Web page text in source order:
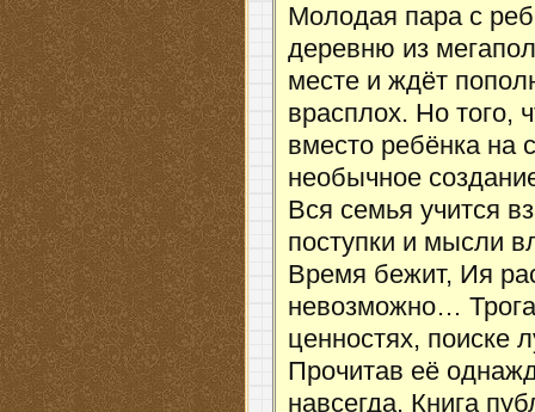
Молодая пара с
деревню из
месте и ждёт
врасплох. Но того,
вместо ребёнка на
необычное
Вся семья учится
поступки и мысли
Время бежит, Ия
невозможно…
ценностях, поиске
Прочитав её
навсегда. Книга